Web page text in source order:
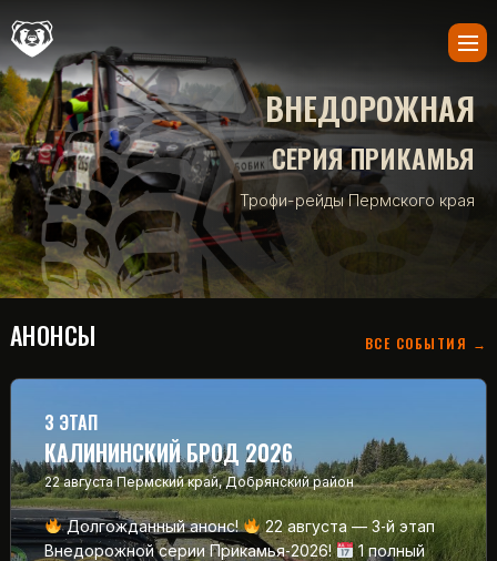
ВНЕДОРОЖНАЯ
СЕРИЯ ПРИКАМЬЯ
Трофи-рейды Пермского края
АНОНСЫ ВСЕ СОБЫТИЯ →
3 ЭТАП
КАЛИНИНСКИЙ БРОД 2026
22 августа Пермский край, Добрянский район
Долгожданный анонс!
22 августа — 3‑й этап
Внедорожной серии Прикамья‑2026!
1 полный